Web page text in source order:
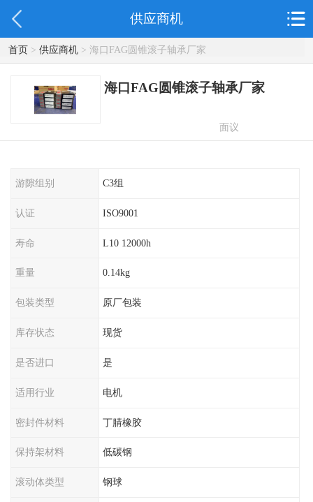
供应商机
首页> 供应商机> 海口FAG圆锥滚子轴承厂家
海口FAG圆锥滚子轴承厂家
面议
游隙组别 C3组
认证 ISO9001
寿命 L10 12000h
重量 0.14kg
包装类型 原厂包装
库存状态 现货
是否进口 是
适用行业 电机
密封件材料 丁腈橡胶
保持架材料 低碳钢
滚动体类型 钢球